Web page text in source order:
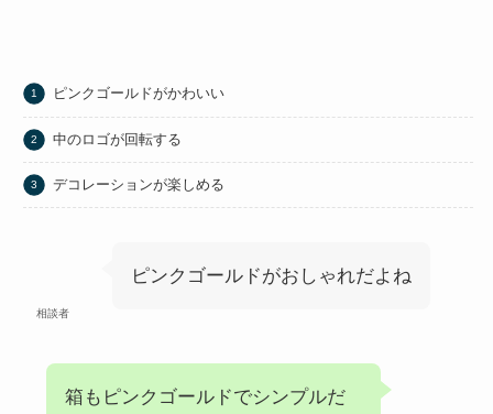
ピンクゴールドがかわいい
中のロゴが回転する
デコレーションが楽しめる
相談者
ピンクゴールドがおしゃれだよね
箱もピンクゴールドでシンプルだ